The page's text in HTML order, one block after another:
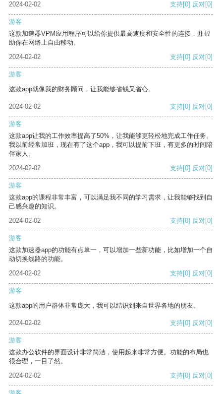
2024-02-02 支持[0] 反对[0]
游客
这款加速器VPM应用程序可以给你提供最高速度和安全性的连接，并帮
助你在网络上自由移动。
2024-02-02
支持[0] 反对[0]
游客
这款app就像我的财务顾问，让我能够省钱又省心。
2024-02-02 支持[0] 反对[0]
游客
这款app让我的工作效率提高了50%，让我能够更轻松地完成工作任务。
我以前经常加班，现在有了这个app，我可以提前下班，有更多的时间陪
伴家人。
2024-02-02
支持[0] 反对[0]
游客
这款app的课程非常丰富，可以满足我不同的学习需求，让我能够找到自
己感兴趣的知识。
2024-02-02
支持[0] 反对[0]
游客
这款加速器app的功能有点单一，可以增加一些新功能，比如增加一个自
动切换线路的功能。
2024-02-02
支持[0] 反对[0]
游客
这款app的用户群体非常庞大，我可以结识到来自世界各地的朋友。
2024-02-02 支持[0] 反对[0]
游客
这款办公软件的界面设计非常简洁，使用起来非常方便。功能的布局也
很合理，一目了然。
2024-02-02
支持[0] 反对[0]